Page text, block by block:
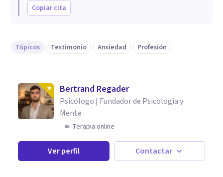
Copiar cita
Tópicos Testimonio Ansiedad Profesión
Bertrand Regader
Psicólogo | Fundador de Psicología y
Mente
Terapia online
Ver perfil Contactar